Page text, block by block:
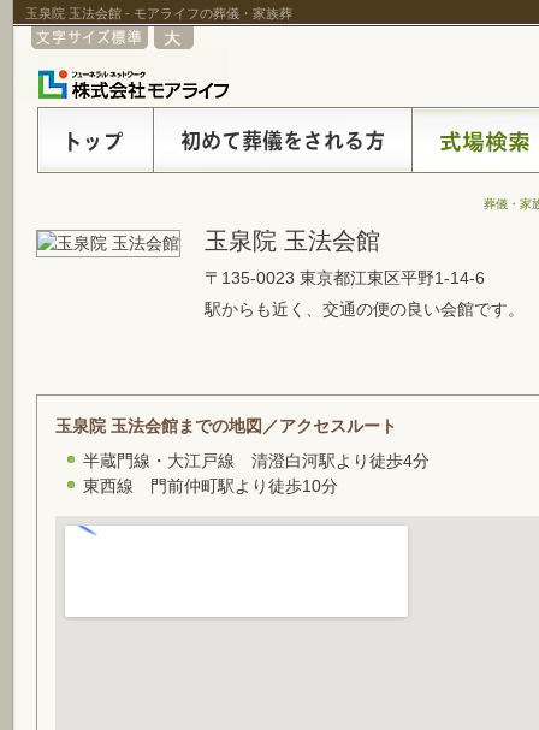
玉泉院 玉法会館 - モアライフの葬儀・家族葬
葬儀・家
玉泉院 玉法会館
〒135-0023 東京都江東区平野1-14-6
駅からも近く、交通の便の良い会館です。
玉泉院 玉法会館までの地図／アクセスルート
半蔵門線・大江戸線 清澄白河駅より徒歩4分
東西線 門前仲町駅より徒歩10分